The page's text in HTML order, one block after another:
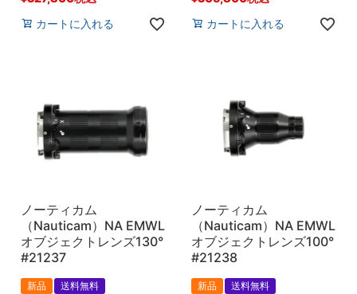
カートに入れる
カートに入れる
ノーティカム
（Nauticam）NA EMWL
オブジェクトレンズ130°
#21237
新品 送料無料
ノーティカム
（Nauticam）NA EMWL
オブジェクトレンズ100°
#21238
新品 送料無料